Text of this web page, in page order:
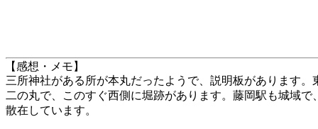
【感想・メモ】
三所神社がある所が本丸だったようで、説明板があります
二の丸で、このすぐ西側に堀跡があります。藤岡駅も城域
散在しています。